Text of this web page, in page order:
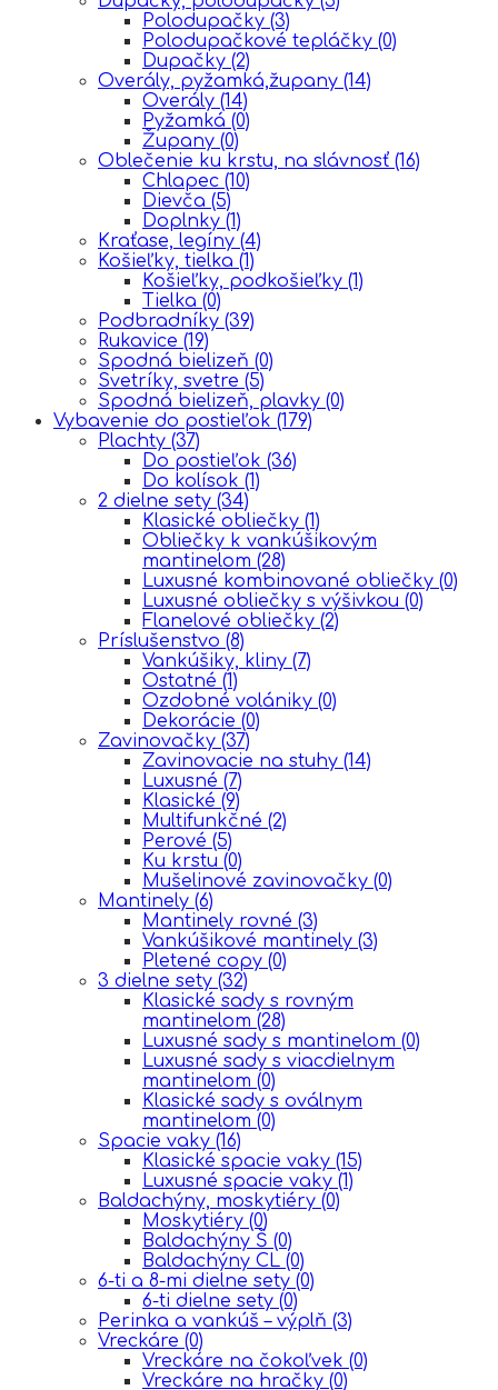
Polodupačky (3)
Polodupačkové tepláčky (0)
Dupačky (2)
Overály, pyžamká,župany (14)
Overály (14)
Pyžamká (0)
Župany (0)
Oblečenie ku krstu, na slávnosť (16)
Chlapec (10)
Dievča (5)
Doplnky (1)
Kraťase, legíny (4)
Košieľky, tielka (1)
Košieľky, podkošieľky (1)
Tielka (0)
Podbradníky (39)
Rukavice (19)
Spodná bielizeň (0)
Svetríky, svetre (5)
Spodná bielizeň, plavky (0)
Vybavenie do postieľok (179)
Plachty (37)
Do postieľok (36)
Do kolísok (1)
2 dielne sety (34)
Klasické obliečky (1)
Obliečky k vankúšikovým
mantinelom (28)
Luxusné kombinované obliečky (0)
Luxusné obliečky s výšivkou (0)
Flanelové obliečky (2)
Príslušenstvo (8)
Vankúšiky, kliny (7)
Ostatné (1)
Ozdobné volániky (0)
Dekorácie (0)
Zavinovačky (37)
Zavinovacie na stuhy (14)
Luxusné (7)
Klasické (9)
Multifunkčné (2)
Perové (5)
Ku krstu (0)
Mušelinové zavinovačky (0)
Mantinely (6)
Mantinely rovné (3)
Vankúšikové mantinely (3)
Pletené copy (0)
3 dielne sety (32)
Klasické sady s rovným
mantinelom (28)
Luxusné sady s mantinelom (0)
Luxusné sady s viacdielnym
mantinelom (0)
Klasické sady s oválnym
mantinelom (0)
Spacie vaky (16)
Klasické spacie vaky (15)
Luxusné spacie vaky (1)
Baldachýny, moskytiéry (0)
Moskytiéry (0)
Baldachýny Š (0)
Baldachýny CL (0)
6-ti a 8-mi dielne sety (0)
6-ti dielne sety (0)
Perinka a vankúš – výplň (3)
Vreckáre (0)
Vreckáre na čokoľvek (0)
Vreckáre na hračky (0)